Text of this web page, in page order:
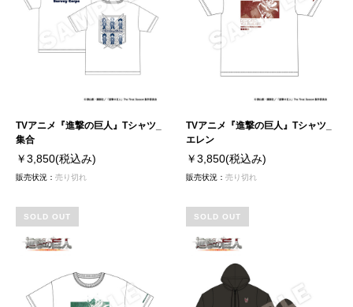
TVアニメ『進撃の巨人』Tシャツ_
集合
￥3,850(税込み)
販売状況： 売り切れ
TVアニメ『進撃の巨人』Tシャツ_
エレン
￥3,850(税込み)
販売状況：売り切れ
SOLD OUT SOLD OUT